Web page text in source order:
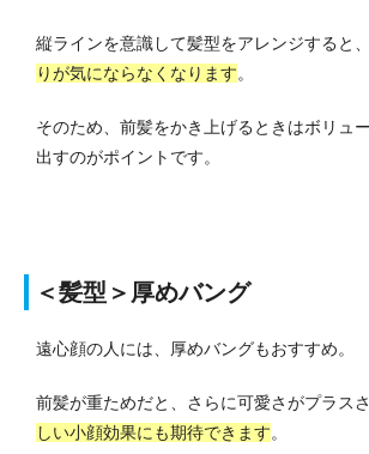
縦ラインを意識して髪型をアレンジすると、
りが気にならなくなります。
そのため、前髪をかき上げるときはボリュ
出すのがポイントです。
＜髪型＞厚めバング
遠心顔の人には、厚めバングもおすすめ。
前髪が重ためだと、さらに可愛さがプラスさ
しい小顔効果にも期待できます。